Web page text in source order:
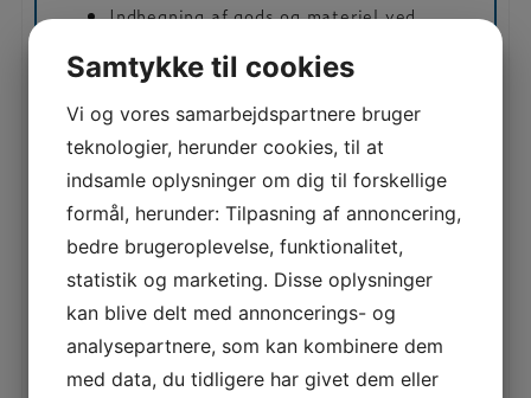
Indhegning af gods og materiel ved
Afskærmning af arealer i stedet for faste
Afskærmning af åbninger, døre og
vinduer i bygninger
Net på ramme er velegnet i
brancher inden for:
Byggeri
Produktion af fødevarer
Medicinal-industrien
Samtykke til cookies
Vi og vores samarbejdspartnere bruger
teknologier, herunder cookies, til at
indsamle oplysninger om dig til forskellige
formål, herunder: Tilpasning af annoncering,
bedre brugeroplevelse, funktionalitet,
statistik og marketing. Disse oplysninger
kan blive delt med annoncerings- og
analysepartnere, som kan kombinere dem
med data, du tidligere har givet dem eller